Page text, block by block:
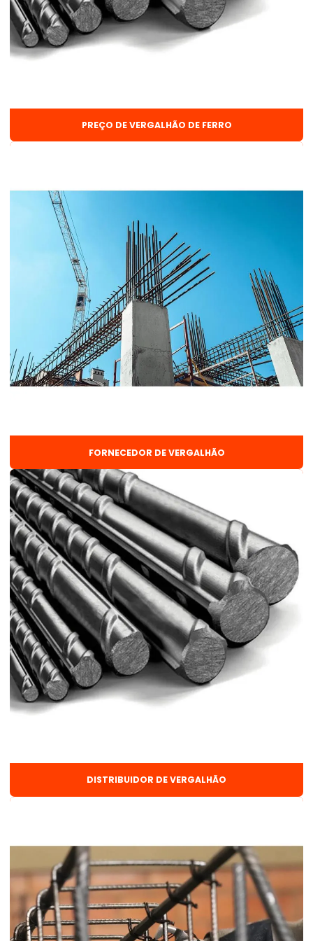
Arame solda mig 0 8
Arame solda mig 1 0
Arame solda mig sem gás
Barra redonda
Barra de vergalhão
Barra de vergalhão 3 8
Cantoneira aço
Chapa fina frio
Chapa fina frio preço
Chapa fina quente
Chapa xadrez de ferro
Chapas lisas galvanizadas
Cobertura metálica para galpão
Comprar vergalhão
Corte e dobra
Corte e dobra de aço
Corte e dobra de aço para construção civil
Corte e dobra de aço na obra
Corte e dobra de aço preço
Corte e dobra de ferragens
Disco de desbaste para ferro
Distribuidor de arame de solda mig
Distribuidor de arames e pregos
Distribuidor de discos de corte
PREÇO DE VERGALHÃO DE FERRO
FORNECEDOR DE VERGALHÃO
DISTRIBUIDOR DE VERGALHÃO